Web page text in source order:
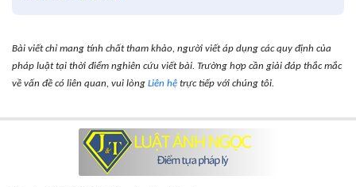
Bài viết chỉ mang tính chất tham khảo, người viết áp dụng các quy định của
pháp luật tại thời điểm nghiên cứu viết bài. Trường hợp cần giải đáp thắc mắc
về vấn đề có liên quan, vui lòng Liên hệ trực tiếp với chúng tôi.